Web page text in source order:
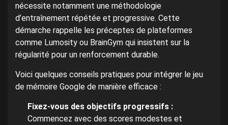
nécessite notamment une méthodologie
d’entraînement répétée et progressive. Cette
démarche rappelle les préceptes de plateformes
comme Lumosity ou BrainGym qui insistent sur la
régularité pour un renforcement durable.
Voici quelques conseils pratiques pour intégrer le jeu
de mémoire Google de manière efficace :
Fixez-vous des objectifs progressifs :
Commencez avec des scores modestes et